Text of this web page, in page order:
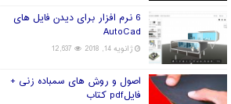
6 نرم افزار برای دیدن فایل های
AutoCad
ژانویه 14, 2018 12,637
اصول و روش های سمباده زنی +
فایلpdf کتاب